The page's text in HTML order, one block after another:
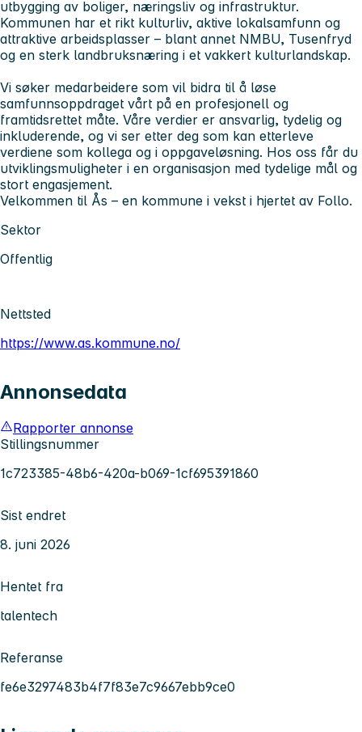
utbygging av boliger, næringsliv og infrastruktur.
Kommunen har et rikt kulturliv, aktive lokalsamfunn og
attraktive arbeidsplasser – blant annet NMBU, Tusenfryd
og en sterk landbruksnæring i et vakkert kulturlandskap.
Vi søker medarbeidere som vil bidra til å løse
samfunnsoppdraget vårt på en profesjonell og
framtidsrettet måte. Våre verdier er ansvarlig, tydelig og
inkluderende, og vi ser etter deg som kan etterleve
verdiene som kollega og i oppgaveløsning. Hos oss får du
utviklingsmuligheter i en organisasjon med tydelige mål og
stort engasjement.
Velkommen til Ås – en kommune i vekst i hjertet av Follo.
Sektor
Offentlig
Nettsted
https://www.as.kommune.no/
Annonsedata
Rapporter annonse
Stillingsnummer
1c723385-48b6-420a-b069-1cf695391860
Sist endret
8. juni 2026
Hentet fra
talentech
Referanse
fe6e3297483b4f7f83e7c9667ebb9ce0